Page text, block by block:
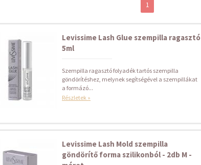
1
Levissime Lash Glue szempilla ragasztó
5ml
Szempilla ragasztó folyadék tartós szempilla
göndörítéshez, melynek segítségével a szempillákat
a formázó...
Részletek »
Levissime Lash Mold szempilla
göndörítő forma szilikonból - 2db M -